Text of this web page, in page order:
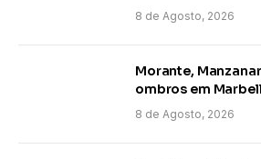
8 de Agosto, 2026
Morante,
ombros em
8 de Agosto, 2026